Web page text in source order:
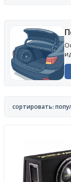
сортировать: